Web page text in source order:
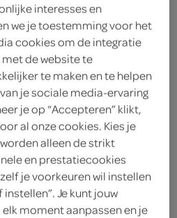
snoep wormen
Gram
kies je SPAR
snoep perzik ringen
Gram
interesses en
we je toestemming voor het
cookies om de integratie
de website te
te maken en te helpen
je sociale media-ervaring
je op “Accepteren” klikt,
al onze cookies. Kies je
alleen de strikt
en prestatiecookies
je voorkeuren wil instellen
instellen”. Je kunt jouw
moment aanpassen en je